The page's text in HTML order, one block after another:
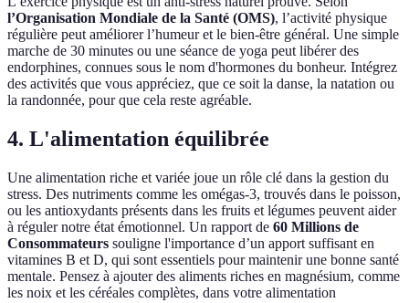
l’Organisation Mondiale de la Santé (OMS), l’activité physique
régulière peut améliorer l’humeur et le bien-être général. Une simple
marche de 30 minutes ou une séance de yoga peut libérer des
endorphines, connues sous le nom d'hormones du bonheur. Intégrez
des activités que vous appréciez, que ce soit la danse, la natation ou
la randonnée, pour que cela reste agréable.
4. L'alimentation équilibrée
Une alimentation riche et variée joue un rôle clé dans la gestion du
stress. Des nutriments comme les omégas-3, trouvés dans le poisson,
ou les antioxydants présents dans les fruits et légumes peuvent aider
à réguler notre état émotionnel. Un rapport de 60 Millions de
Consommateurs souligne l'importance d’un apport suffisant en
vitamines B et D, qui sont essentiels pour maintenir une bonne santé
mentale. Pensez à ajouter des aliments riches en magnésium, comme
les noix et les céréales complètes, dans votre alimentation